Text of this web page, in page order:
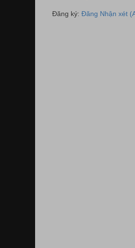
Đăng ký: Đăng Nhận xét